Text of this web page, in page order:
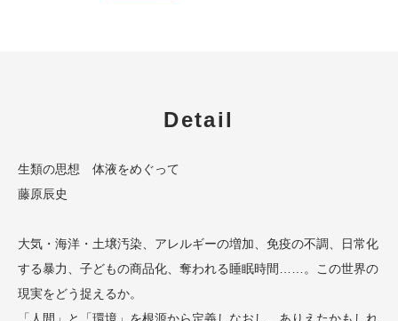
Detail
生類の思想 体液をめぐって
藤原辰史
大気・海洋・土壌汚染、アレルギーの増加、免疫の不調、日常化
する暴力、子どもの商品化、奪われる睡眠時間……。この世界の
現実をどう捉えるか。